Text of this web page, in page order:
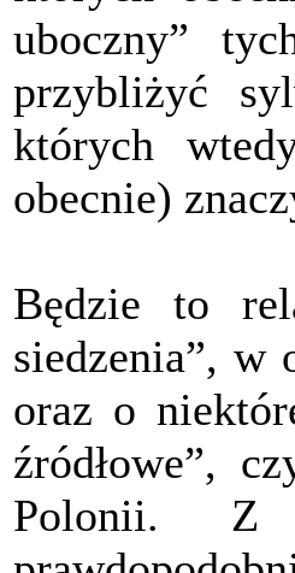
uboczny”
przybliżyć
których
obecnie)
Będzie to
siedzenia”,
oraz o
źródłowe”,
Polonii. Z